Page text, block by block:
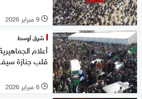
l 9 فبراير 2026
شرق أوسط
أعلام
قلب جنازة
l 6 فبراير 2026